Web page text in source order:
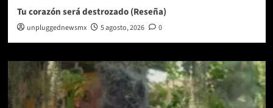
Tu corazón será destrozado (Reseña)
unpluggednewsmx 5 agosto, 2026 0